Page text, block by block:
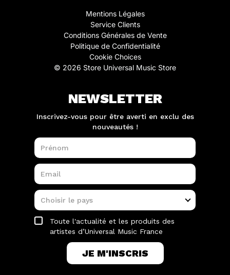
Mentions Légales
Service Clients
Conditions Générales de Vente
Politique de Confidentialité
Cookie Choices
© 2026 Store Universal Music Store